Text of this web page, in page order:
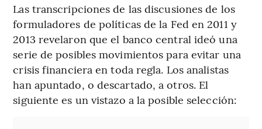
Las transcripciones de las discusiones de los
formuladores de políticas de la Fed en 2011 y
2013 revelaron que el banco central ideó una
serie de posibles movimientos para evitar una
crisis financiera en toda regla. Los analistas
han apuntado, o descartado, a otros. El
siguiente es un vistazo a la posible selección: